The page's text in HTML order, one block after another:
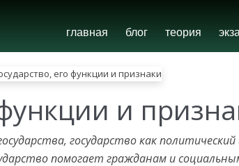
главная блог теория
и
государство как
помогает гражданам и